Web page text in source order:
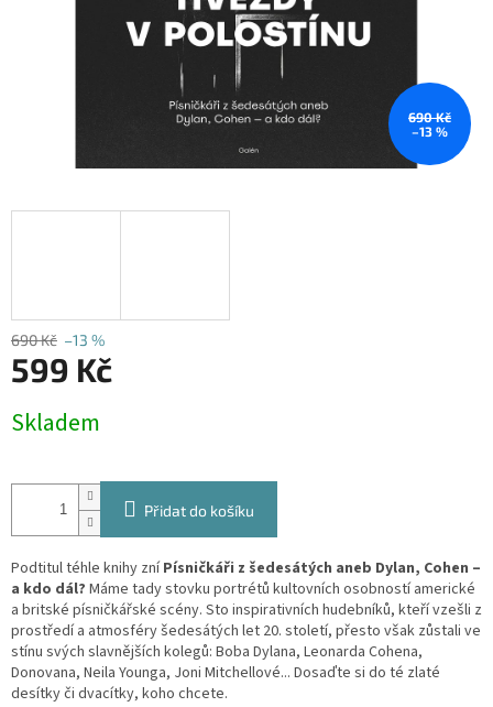
690 Kč
–13 %
690 Kč –13 %
599 Kč
cena:
Skladem
Přidat do košíku
Podtitul téhle knihy zníPísničkáři z šedesátých aneb Dylan, Cohen –
a kdo dál? Máme tady stovku portrétů kultovních osobností americké
a britské písničkářské scény. Sto inspirativních hudebníků, kteří vzešli z
prostředí a atmosféry šedesátých let 20. století, přesto však zůstali ve
stínu svých slavnějších kolegů: Boba Dylana, Leonarda Cohena,
Donovana, Neila Younga, Joni Mitchellové... Dosaďte si do té zlaté
desítky či dvacítky, koho chcete.